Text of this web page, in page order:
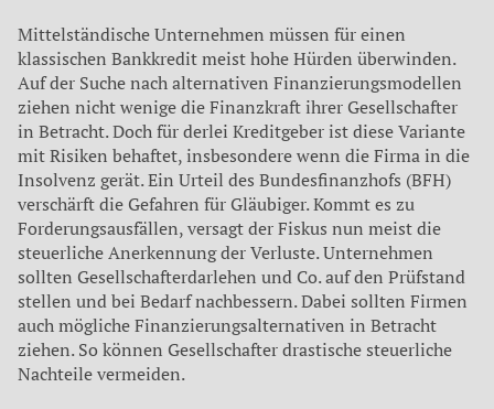
Mittelständische Unternehmen müssen für einen
klassischen Bankkredit meist hohe Hürden überwinden.
Auf der Suche nach alternativen Finanzierungsmodellen
ziehen nicht wenige die Finanzkraft ihrer Gesellschafter
in Betracht. Doch für derlei Kreditgeber ist diese Variante
mit Risiken behaftet, insbesondere wenn die Firma in die
Insolvenz gerät. Ein Urteil des Bundesfinanzhofs (BFH)
verschärft die Gefahren für Gläubiger. Kommt es zu
Forderungsausfällen, versagt der Fiskus nun meist die
steuerliche Anerkennung der Verluste.Unternehmen
sollten Gesellschafterdarlehen und Co. auf den Prüfstand
stellen und bei Bedarf nachbessern. Dabei soll­ten Firmen
auch mögliche Finan­zierungsalternativen in Betracht
ziehen. So können Gesellschafter drastische steuerliche
Nachteile vermeiden.